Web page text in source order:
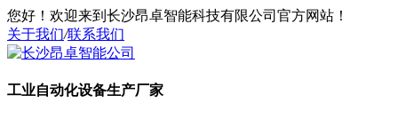
您好！欢迎来到长沙昂卓智能科技有限公司官方网站！
关于我们/联系我们
工业自动化设备生产厂家